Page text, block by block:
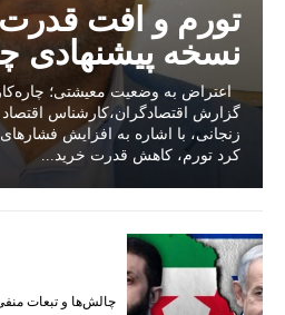
تورم و افت قدرت
نسخه پیشنهادی
اعتراض به وضعیت معیشتی؛ چاره‌کار
گزارش اقتصادگران،کارشناس اقتصاد
زنجانی، با اشاره به افزایش
کرد تورم، کاهش قدرت خرید...
چالش‌ها و تبعات